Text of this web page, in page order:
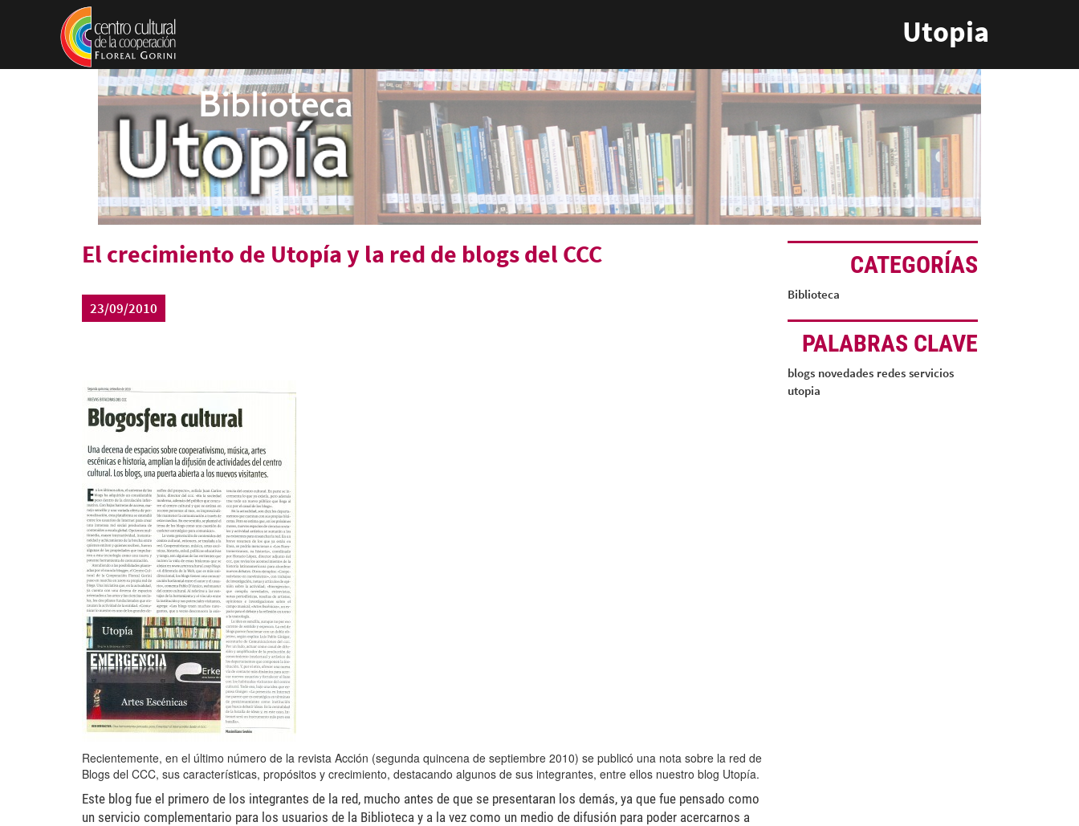
Pasar al contenido principal
Utopia
El crecimiento de Utopía y la red de blogs del CCC
23/09/2010
blogs-accion-267x450.jpg
Recientemente, en el último número de la revista Acción (segunda quincena de septiembre 2010) se publicó una nota sobre la red de
Blogs del CCC, sus características, propósitos y crecimiento, destacando algunos de sus integrantes, entre ellos nuestro blog Utopía.
Este blog fue el primero de los integrantes de la red, mucho antes de que se presentaran los demás, ya que fue pensado como
un servicio complementario para los usuarios de la Biblioteca y a la vez como un medio de difusión para poder acercarnos a
CATEGORÍAS
Biblioteca
PALABRAS CLAVE
blogs novedades redes servicios
utopia